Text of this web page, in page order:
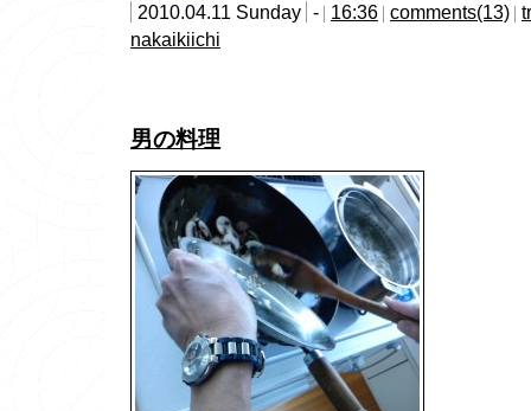
2010.04.11 Sunday - 16:36 comments(13)
nakaikiichi
男の料理